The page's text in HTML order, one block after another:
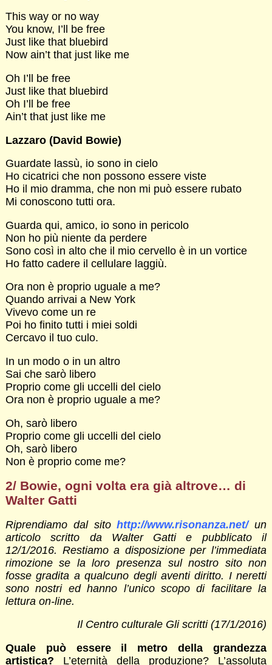
This way or no way
You know, I’ll be free
Just like that bluebird
Now ain’t that just like me
Oh I’ll be free
Just like that bluebird
Oh I’ll be free
Ain’t that just like me
Lazzaro (David Bowie)
Guardate lassù, io sono in cielo
Ho cicatrici che non possono essere viste
Ho il mio dramma, che non mi può essere rubato
Mi conoscono tutti ora.
Guarda qui, amico, io sono in pericolo
Non ho più niente da perdere
Sono così in alto che il mio cervello è in un vortice
Ho fatto cadere il cellulare laggiù.
Ora non è proprio uguale a me?
Quando arrivai a New York
Vivevo come un re
Poi ho finito tutti i miei soldi
Cercavo il tuo culo.
In un modo o in un altro
Sai che sarò libero
Proprio come gli uccelli del cielo
Ora non è proprio uguale a me?
Oh, sarò libero
Proprio come gli uccelli del cielo
Oh, sarò libero
Non è proprio come me?
2/ Bowie, ogni volta era già altrove… di
Walter Gatti
Riprendiamo dal sitohttp://www.risonanza.net/un
articolo scritto da Walter Gatti e pubblicato il
12/1/2016. Restiamo a disposizione per l’immediata
rimozione se la loro presenza sul nostro sito non
fosse gradita a qualcuno degli aventi diritto. I neretti
sono nostri ed hanno l’unico scopo di facilitare la
lettura on-line.
Il Centro culturale Gli scritti (17/1/2016)
Quale può essere il metro della grandezza
artistica? L’eternità della produzione? L’assoluta